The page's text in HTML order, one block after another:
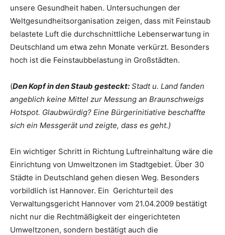
unsere Gesundheit haben. Untersuchungen der
Weltgesundheitsorganisation zeigen, dass mit Feinstaub
belastete Luft die durchschnittliche Lebenserwartung in
Deutschland um etwa zehn Monate verkürzt. Besonders
hoch ist die Feinstaubbelastung in Großstädten.
(Den Kopf in den Staub gesteckt: Stadt u. Land fanden
angeblich keine Mittel zur Messung an Braunschweigs
Hotspot. Glaubwürdig? Eine Bürgerinitiative beschaffte
sich ein Messgerät und zeigte, dass es geht.)
Ein wichtiger Schritt in Richtung Luftreinhaltung wäre die
Einrichtung von Umweltzonen im Stadtgebiet. Über 30
Städte in Deutschland gehen diesen Weg. Besonders
vorbildlich ist Hannover. Ein Gerichturteil des
Verwaltungsgericht Hannover vom 21.04.2009 bestätigt
nicht nur die Rechtmäßigkeit der eingerichteten
Umweltzonen, sondern bestätigt auch die